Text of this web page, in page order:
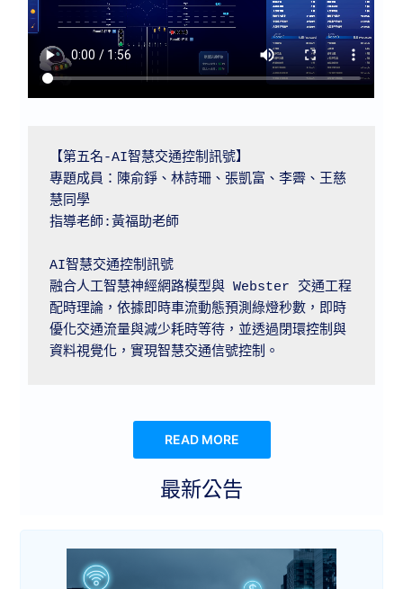
【第五名-AI智慧交通控制訊號】
專題成員：陳俞錚、林詩珊、張凱富、李霽、王慈
慧同學
指導老師:黃福助老師
AI智慧交通控制訊號
融合人工智慧神經網路模型與 Webster 交通工程
配時理論，依據即時車流動態預測綠燈秒數，即時
優化交通流量與減少耗時等待，並透過閉環控制與
READ MORE
最新公告